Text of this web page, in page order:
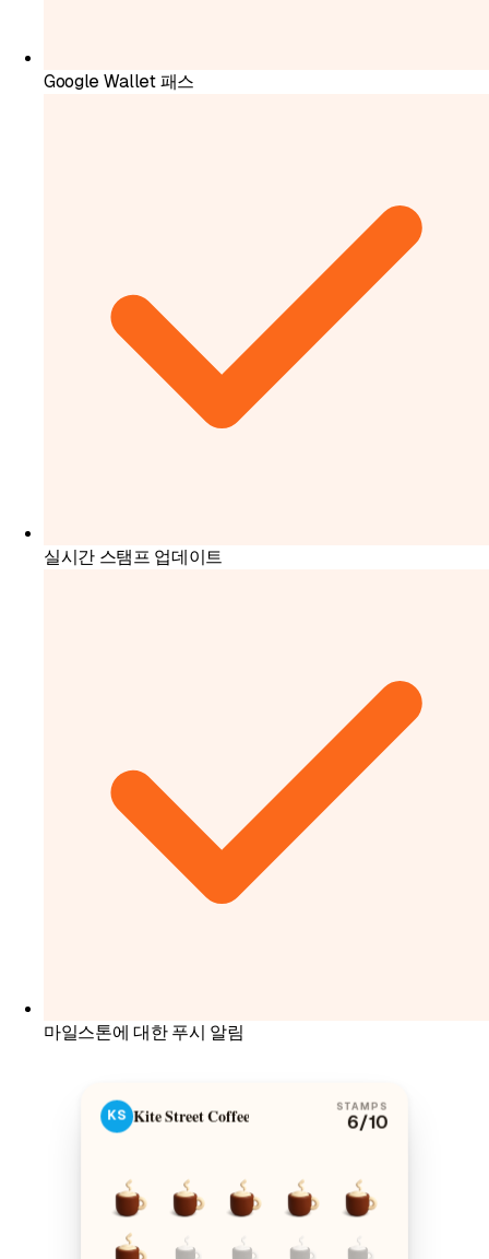
Google Wallet 패스
실시간 스탬프 업데이트
마일스톤에 대한 푸시 알림
KS Kite Street Coffee STAMPS
6/10